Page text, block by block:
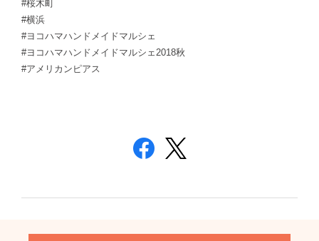
#桜木町
#横浜
#ヨコハマハンドメイドマルシェ
#ヨコハマハンドメイドマルシェ2018秋
#アメリカンピアス